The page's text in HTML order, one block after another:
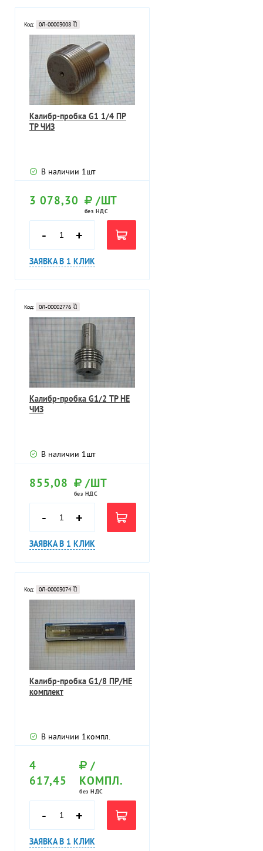
Код: 0Л-00003008
Калибр-пробка G1 1/4 ПР
ТР ЧИЗ
В наличии 1шт
3 078,30 /ШТ
без НДС
- +
ЗАЯВКА В 1 КЛИК
Код: 0Л-00002776
Калибр-пробка G1/2 ТР НЕ
ЧИЗ
В наличии 1шт
855,08 /ШТ
без НДС
- +
ЗАЯВКА В 1 КЛИК
Код: 0Л-00003074
Калибр-пробка G1/8 ПР/НЕ
комплект
В наличии 1компл.
4
617,45
/
КОМПЛ.
без НДС
- +
ЗАЯВКА В 1 КЛИК